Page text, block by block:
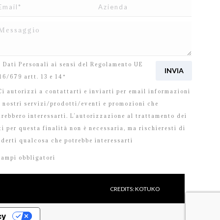
Dati Personali ai sensi del Regolamento UE
679 artt. 13 e 14*
autorizzi a contattarti e inviarti per email informazioni
nostri servizi/prodotti/eventi e promozioni che
interessarti. L’autorizzazione al trattamento dei
per questa finalità non è necessaria, ma rischieresti di
qualcosa che potrebbe interessarti
obbligatori
CREDITS:KOTUKO